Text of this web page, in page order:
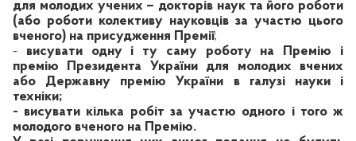
для молодих учених – докторів наук та його роботи
(або роботи колективу науковців за участю цього
вченого) на присудження Премії;
- висувати одну і ту саму роботу на Премію і
премію Президента України для молодих вчених
або Державну премію України в галузі науки і
техніки;
- висувати кілька робіт за участю одного і того ж
молодого вченого на Премію.